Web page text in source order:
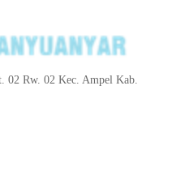
02 Rw. 02 Kec. Ampel Kab.